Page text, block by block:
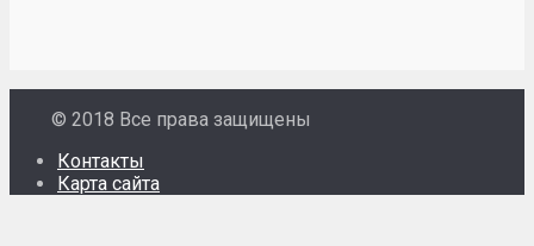
© 2018 Все права защищены
Контакты
Карта сайта